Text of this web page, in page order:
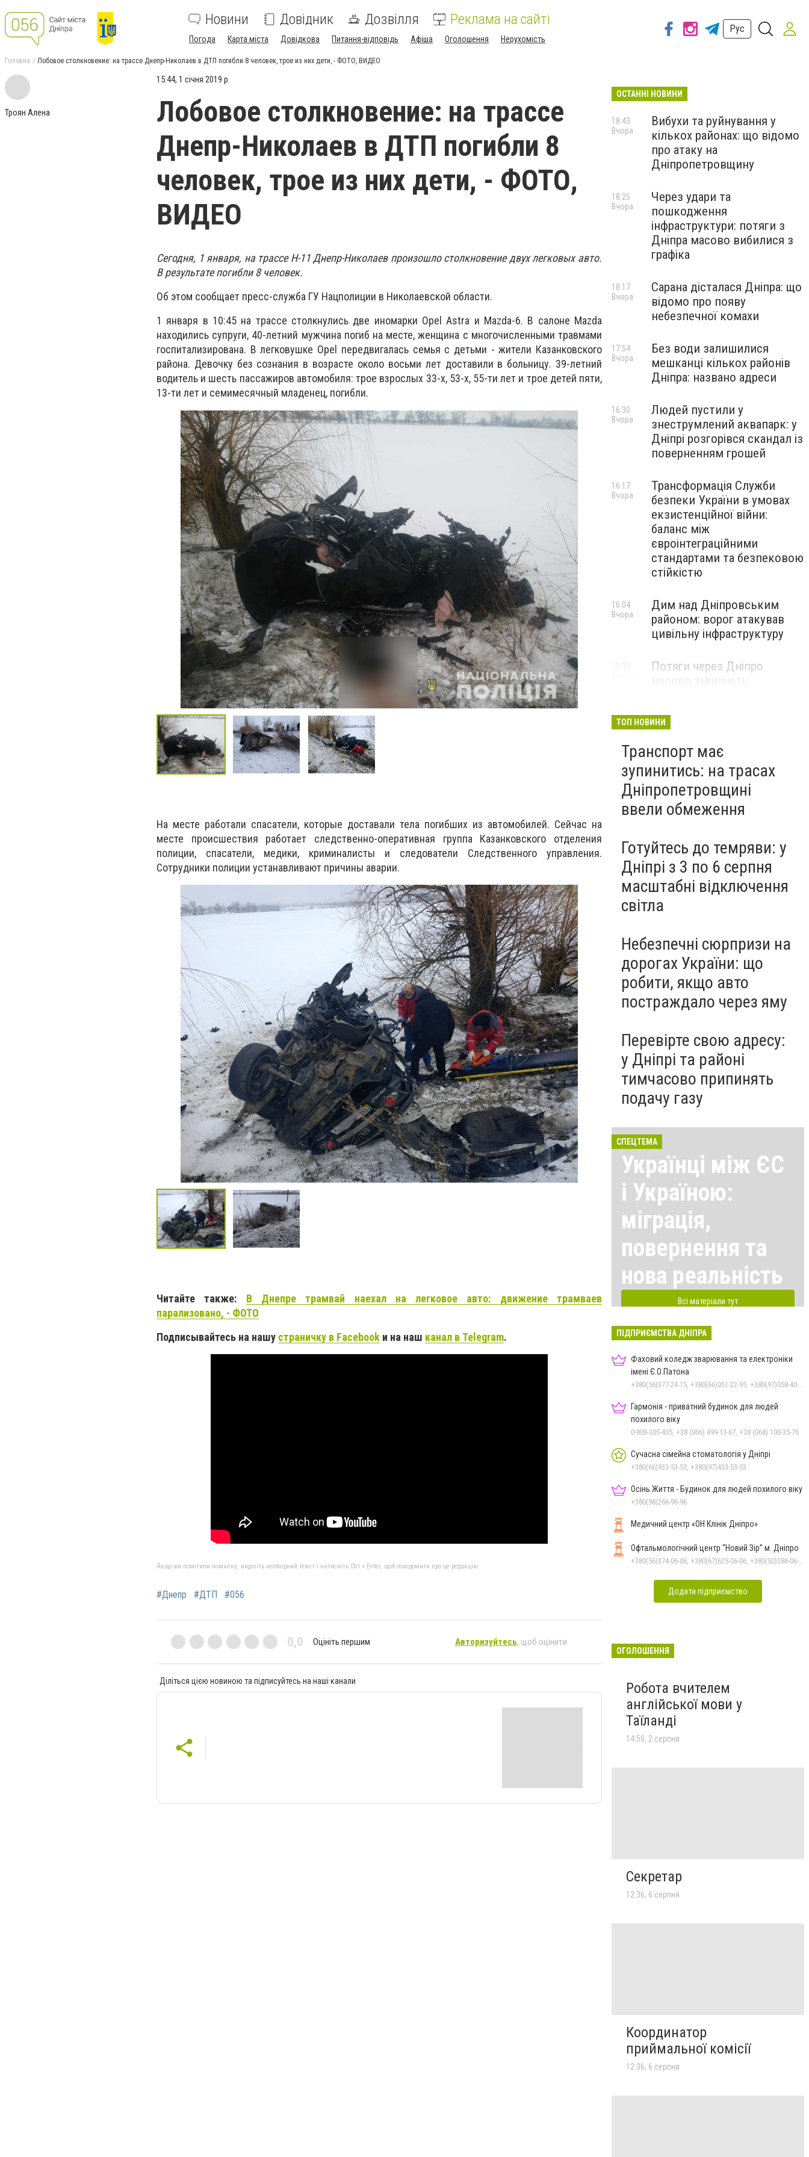
Новини Довідник Дозвілля Реклама на сайті
Погода Карта міста Довідкова Питання-відповідь Афіша Оголошення Нерухомість
Рус
Головна Лобовое столкновение: на трассе Днепр-Николаев в ДТП погибли 8 человек, трое из них дети, - ФОТО, ВИДЕО
Троян Алена
15:44, 1 січня 2019 р.
Лобовое столкновение: на трассе
Днепр-Николаев в ДТП погибли 8
человек, трое из них дети, - ФОТО,
ВИДЕО
Сегодня, 1 января, на трассе Н-11 Днепр-Николаев произошло столкновение двух легковых авто.
В результате погибли 8 человек.
Об этом сообщает пресс-служба ГУ Нацполиции в Николаевской области.
1 января в 10:45 на трассе столкнулись две иномарки Opel Astra и Mazda-6. В салоне Mazda
находились супруги, 40-летний мужчина погиб на месте, женщина с многочисленными травмами
госпитализирована. В легковушке Opel передвигалась семья с детьми - жители Казанковского
района. Девочку без сознания в возрасте около восьми лет доставили в больницу. 39-летний
водитель и шесть пассажиров автомобиля: трое взрослых 33-х, 53-х, 55-ти лет и трое детей пяти,
13-ти лет и семимесячный младенец, погибли.
На месте работали спасатели, которые доставали тела погибших из автомобилей. Сейчас на
месте происшествия работает следственно-оперативная группа Казанковского отделения
полиции, спасатели, медики, криминалисты и следователи Следственного управления.
Сотрудники полиции устанавливают причины аварии.
Читайте также: В Днепре трамвай наехал на легковое авто: движение трамваев
парализовано, - ФОТО
Подписывайтесь на нашу страничку в Facebook и на наш канал в Telegram.
Якщо ви помітили помилку, виділіть необхідний текст і натисніть Ctrl + Enter, щоб повідомити про це редакцію
#Днепр #ДТП #056
0,0 Оцініть першим Авторизуйтесь, щоб оцінити
Діліться цією новиною та підписуйтесь на наші канали
ОСТАННІ НОВИНИ
Вибухи та руйнування у
кількох районах: що відомо
про атаку на
Дніпропетровщину
18:43
Вчора
Через удари та
пошкодження
інфраструктури: потяги з
Дніпра масово вибилися з
графіка
18:25
Вчора
Сарана дісталася Дніпра: що
відомо про появу
небезпечної комахи
18:17
Вчора
Без води залишилися
мешканці кількох районів
Дніпра: названо адреси
17:54
Вчора
Людей пустили у
знеструмлений аквапарк: у
Дніпрі розгорівся скандал із
поверненням грошей
16:30
Вчора
Трансформація Служби
безпеки України в умовах
екзистенційної війни:
баланс між
євроінтеграційними
стандартами та безпековою
стійкістю
16:17
Вчора
Дим над Дніпровським
районом: ворог атакував
цивільну інфраструктуру
16:04
Вчора
Потяги через Дніпро
ТОП НОВИНИ
Транспорт має
зупинитись: на трасах
Дніпропетровщині
ввели обмеження
Готуйтесь до темряви: у
Дніпрі з 3 по 6 серпня
масштабні відключення
світла
Небезпечні сюрпризи на
дорогах України: що
робити, якщо авто
постраждало через яму
Перевірте свою адресу:
у Дніпрі та районі
тимчасово припинять
подачу газу
СПЕЦТЕМА
Українці між ЄС
і Україною:
міграція,
повернення та
нова реальність
Всі матеріали тут
ПІДПРИЄМСТВА ДНІПРА
Фаховий коледж зварювання та електроніки
імені Є.О.Патона
Гармонія - приватний будинок для людей
похилого віку
0-800-305-405, +38 (066) 499-13-67, +38 (068) 100-35-76
Сучасна сімейна стоматологія у Дніпрі
+380(66)933-53-53, +380(97)433-53-53
Осінь Життя - Будинок для людей похилого віку
+380(98)266-96-96
Медичний центр «ОН Клінік Дніпро»
Офтальмологічний центр “Новий Зір” м. Дніпро
Додати підприємство
ОГОЛОШЕННЯ
Робота вчителем
англійської мови у
Таїланді
14:50, 2 серпня
Секретар
12:36, 6 серпня
Координатор
приймальної комісії
12:36, 6 серпня